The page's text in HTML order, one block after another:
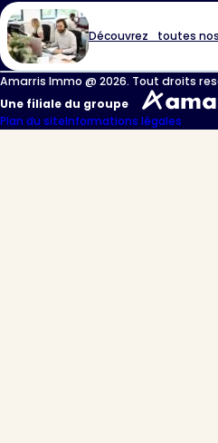
Découvrez toutes
Amarris Immo @ 2026. Tout droits
Une filiale du groupe
Plan du siteInformations légales